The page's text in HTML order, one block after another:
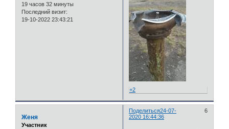
19 часов 32 минуты
Последний визит:
19-10-2022 23:43:21
+2
Поделиться 6
24-07-
2020 16:44:36
Женя
Участник